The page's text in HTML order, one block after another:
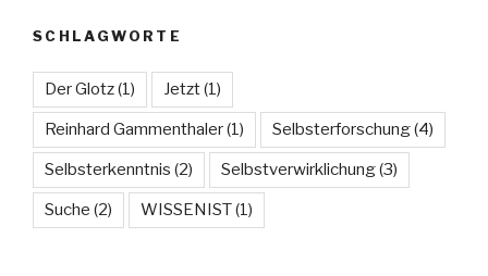
SCHLAGWORTE
Der Glotz(1) Jetzt(1)
Reinhard Gammenthaler(1) Selbsterforschung(4)
Selbsterkenntnis (2) Selbstverwirklichung(3)
Suche (2) WISSENIST(1)